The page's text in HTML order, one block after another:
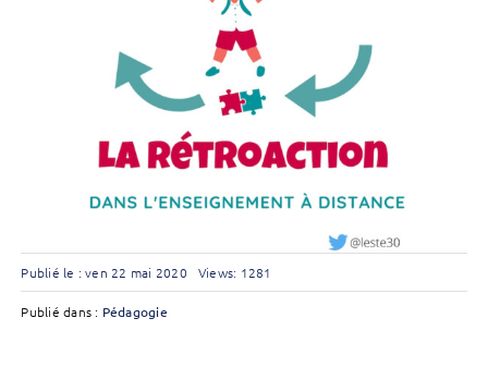
Publié le : ven 22 mai 2020 Views: 1281
Publié dans : Pédagogie